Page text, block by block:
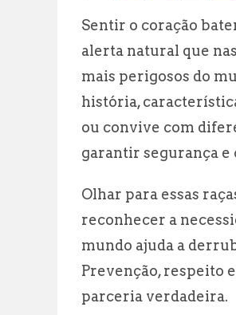
ai
l
at
s
A
p
p
e
g
r
a
m
Sentir o coração
alerta natural que
mais perigosos do
história,
ou convive com
garantir segurança
Olhar para essas
reconhecer a
mundo ajuda a
Prevenção, respeito
parceria verdadeira.